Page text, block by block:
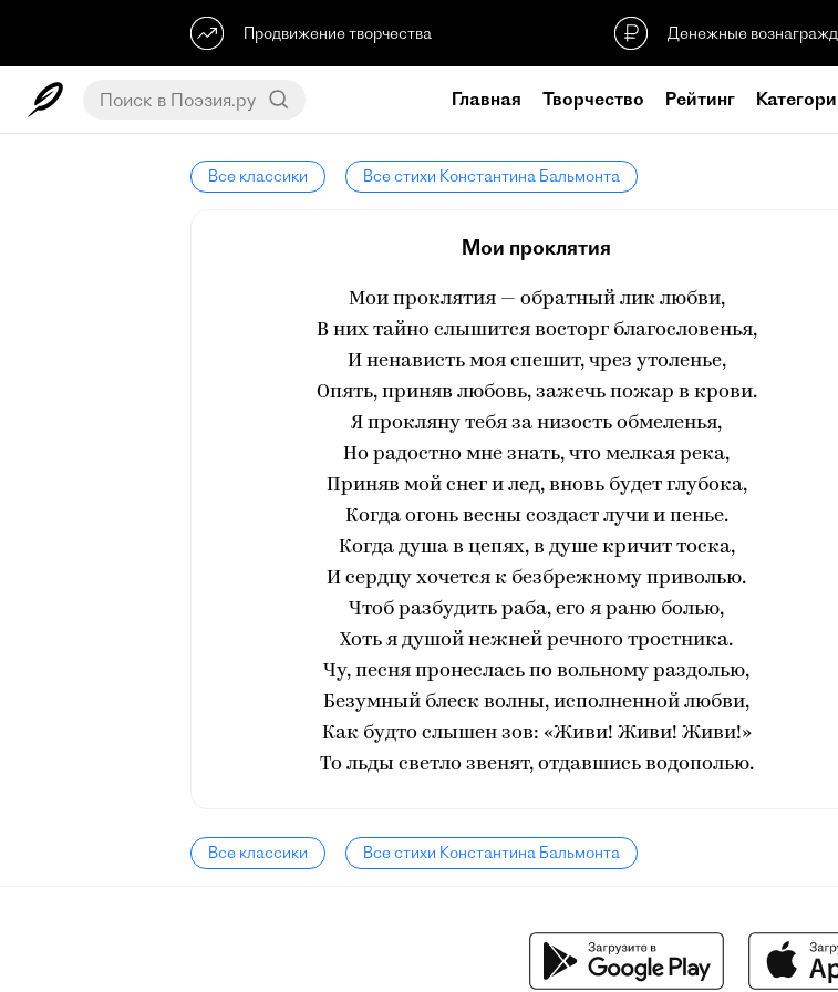
Продвижение творчества Денежные
Главная Творчество Рейтинг
Все классики Все стихи Константина Бальмонта
Мои проклятия
Мои проклятия — обратный лик любви,
В них тайно слышится восторг благословенья,
И ненависть моя спешит, чрез утоленье,
Опять, приняв любовь, зажечь пожар в крови.
Я прокляну тебя за низость обмеленья,
Но радостно мне знать, что мелкая река,
Приняв мой снег и лед, вновь будет глубока,
Когда огонь весны создаст лучи и пенье.
Когда душа в цепях, в душе кричит тоска,
И сердцу хочется к безбрежному приволью.
Чтоб разбудить раба, его я раню болью,
Хоть я душой нежней речного тростника.
Чу, песня пронеслась по вольному раздолью,
Безумный блеск волны, исполненной любви,
Как будто слышен зов: «Живи! Живи! Живи!»
То льды светло звенят, отдавшись водополью.
Все классики Все стихи Константина Бальмонта